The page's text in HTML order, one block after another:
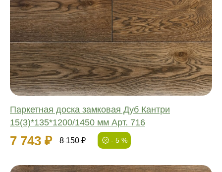
Паркетная доска замковая Дуб Кантри
15(3)*135*1200/1450 мм Арт. 716
7 743 ₽ 8 150 ₽ - 5 %
Соединение:
Обработка:
Длина:
Ширина:
Толщина: